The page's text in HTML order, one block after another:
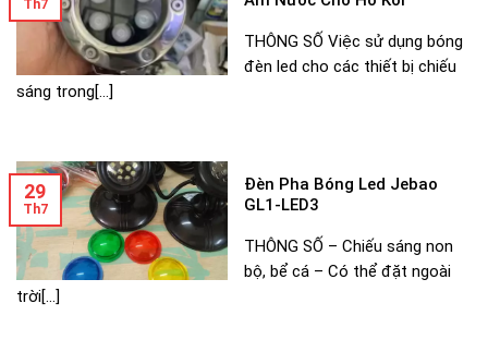
THÔNG SỐ Việc sử dụng bóng
đèn led cho các thiết bị chiếu
sáng trong[...]
Th7
Đèn Pha Bóng Led Jebao
GL1-LED3
THÔNG SỐ – Chiếu sáng non
bộ, bể cá – Có thể đặt ngoài
trời[...]
29
Th7